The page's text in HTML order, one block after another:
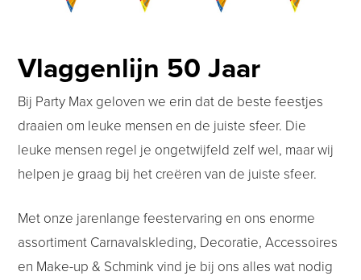
Vlaggenlijn 50 Jaar
Bij Party Max geloven we erin dat de beste feestjes
draaien om leuke mensen en de juiste sfeer. Die
leuke mensen regel je ongetwijfeld zelf wel, maar wij
helpen je graag bij het creëren van de juiste sfeer.
Met onze jarenlange feestervaring en ons enorme
assortiment Carnavalskleding, Decoratie, Accessoires
en Make-up & Schmink vind je bij ons alles wat nodig